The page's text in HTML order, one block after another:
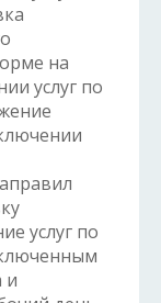
на
услуг по
услуг по
и